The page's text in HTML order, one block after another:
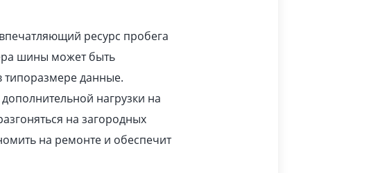
ресурс пробега
шины может быть
типоразмере данные.
нагрузки на
на загородных
на ремонте и обеспечит